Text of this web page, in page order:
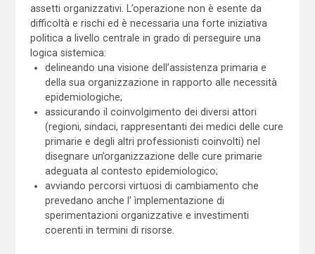
assetti organizzativi. L’operazione non è esente da
difficoltà e rischi ed è necessaria una forte iniziativa
politica a livello centrale in grado di perseguire una
logica sistemica:
delineando una visione dell’assistenza primaria e
della sua organizzazione in rapporto alle necessità
epidemiologiche;
assicurando il coinvolgimento dei diversi attori
(regioni, sindaci, rappresentanti dei medici delle cure
primarie e degli altri professionisti coinvolti) nel
disegnare un’organizzazione delle cure primarie
adeguata al contesto epidemiologico;
avviando percorsi virtuosi di cambiamento che
prevedano anche l’ ìmplementazione di
sperimentazioni organizzative e investimenti
coerenti in termini di risorse.